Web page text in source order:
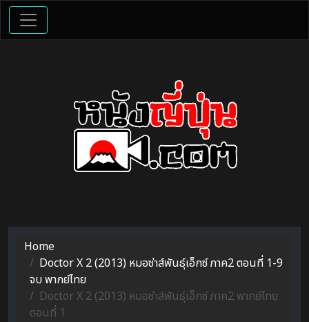
Home
Doctor X 2 (2013) หมอซ่าส์พันธุ์เอ็กซ์ ภาค2 ตอนที่ 1-9
จบ พากย์ไทย
Doctor X 2 (2013) หมอซ่าส์พันธุ์เอ็กซ์ ภาค2 พากย์ไทย
ตอนที่ 1